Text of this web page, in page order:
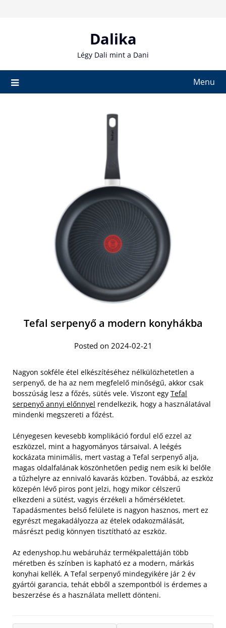
Dalika
Légy Dali mint a Dani
Menu
Tefal serpenyő a modern konyhákba
Posted on 2024-02-21
Nagyon sokféle étel elkészítéséhez nélkülözhetetlen a
serpenyő, de ha az nem megfelelő minőségű, akkor csak
bosszúság lesz a főzés, sütés vele. Viszont egy Tefal
serpenyő annyi előnnyel rendelkezik, hogy a használatával
mindenki megszereti a főzést.
Lényegesen kevesebb komplikáció fordul elő ezzel az
eszközzel, mint a hagyományos társaival. A leégés
kockázata minimális, mert vastag a Tefal serpenyő alja,
magas oldalfalának köszönhetően pedig nem esik ki belőle
a tűzhelyre az ennivaló kavarás közben. Továbbá, az eszköz
közepén lévő piros pont jelzi, hogy mikor célszerű
elkezdeni a sütést, vagyis érzékeli a hőmérsékletet.
Tapadásmentes belső felülete is nagyon hasznos, mert ez
egyrészt megakadályozza az ételek odakozmálását,
másrészt pedig könnyen tisztítható az eszköz.
Az edenyshop.hu webáruház termékpalettáján több
méretben és színben is kapható ez a modern, márkás
konyhai kellék. A Tefal serpenyő mindegyikére jár 2 év
gyártói garancia, tehát ebből a szempontból is érdemes a
beszerzése és a használata mellett dönteni.